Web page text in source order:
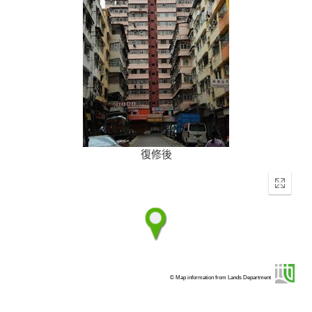
復修後
Enter
© Map information from Lands Department